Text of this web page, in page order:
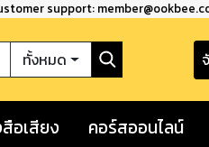
support:
ทั้งหมด
อเสียง คอร์สออนไลน์